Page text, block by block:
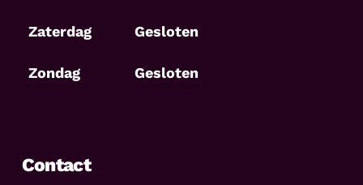
Zaterdag Gesloten
Zondag Gesloten
Contact